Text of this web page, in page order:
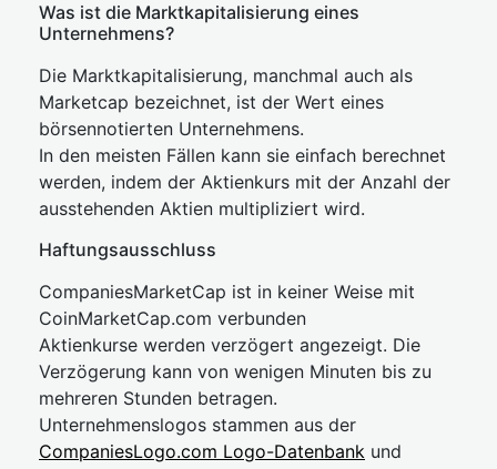
Was ist die Marktkapitalisierung eines
Unternehmens?
Die Marktkapitalisierung, manchmal auch als
Marketcap bezeichnet, ist der Wert eines
börsennotierten Unternehmens.
In den meisten Fällen kann sie einfach berechnet
werden, indem der Aktienkurs mit der Anzahl der
ausstehenden Aktien multipliziert wird.
Haftungsausschluss
CompaniesMarketCap ist in keiner Weise mit
CoinMarketCap.com verbunden
Aktienkurse werden verzögert angezeigt. Die
Verzögerung kann von wenigen Minuten bis zu
mehreren Stunden betragen.
Unternehmenslogos stammen aus der
CompaniesLogo.com Logo-Datenbank und